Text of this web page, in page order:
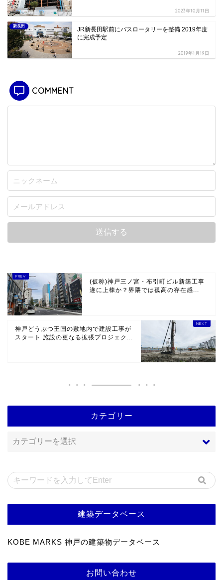
2023年10月11日
新長田
JR新長田駅前にバスロータリーを整備 2019年度
に完成予定
2019年1月19日
COMMENT
(仮称)神戸三ノ宮・布引町ビル新築工事
遂に上棟か？界隈では孤高の存在感...
神戸どうぶつ王国の敷地内で建設工事が
スタート 施設の更なる拡張プロジェク...
カテゴリー
建築データベース
KOBE MARKS 神戸の建築物データベース
お問い合わせ